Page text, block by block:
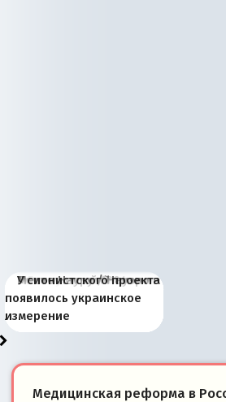
Киевская марионетка
Запада рассказала о
«переобувании» хозяев
В России назрели
перемены: 15 шагов к
суверенной экономике
Миграционный пожар
Европы
Россия начинает
сбрасывать балласт
Анкориджа
Россия зимой 1904
года: первые уступки во
внутренней политике
Русская нация вчера и
сегодня
Почему правый крах в
Варшаве не поможет её
отношениям с Россией?
Место Науру / Науэро в
современной истории
Южной Осетии
У сионистского проекта
появилось украинское
измерение
Медицинская реформа в